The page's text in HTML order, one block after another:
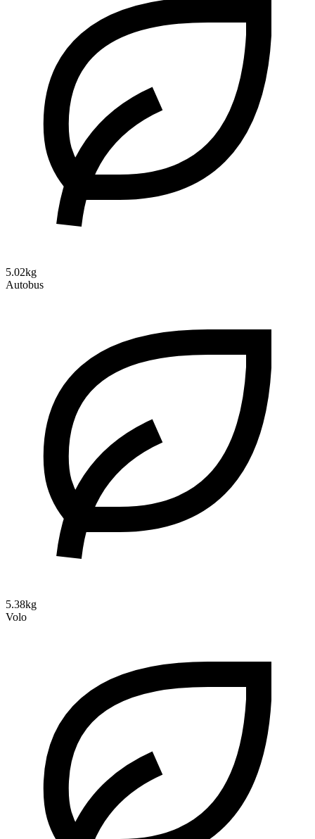
5.02kg
Autobus
5.38kg
Volo